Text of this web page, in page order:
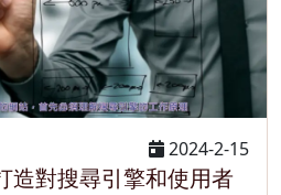
2024-2-15
造對搜尋引擎和使用者